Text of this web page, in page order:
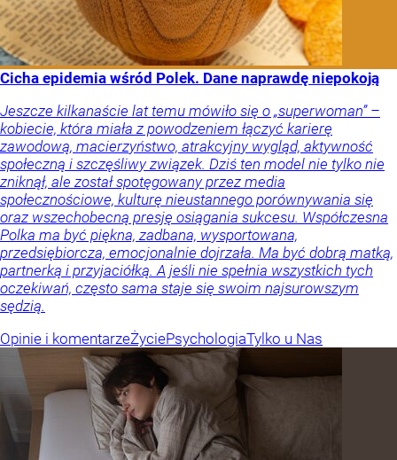
Cicha epidemia wśród Polek. Dane naprawdę niepokoją
Jeszcze kilkanaście lat temu mówiło się o „superwoman” –
kobiecie, która miała z powodzeniem łączyć karierę
zawodową, macierzyństwo, atrakcyjny wygląd, aktywność
społeczną i szczęśliwy związek. Dziś ten model nie tylko nie
zniknął, ale został spotęgowany przez media
społecznościowe, kulturę nieustannego porównywania się
oraz wszechobecną presję osiągania sukcesu. Współczesna
Polka ma być piękna, zadbana, wysportowana,
przedsiębiorcza, emocjonalnie dojrzała. Ma być dobrą matką,
partnerką i przyjaciółką. A jeśli nie spełnia wszystkich tych
oczekiwań, często sama staje się swoim najsurowszym
sędzią.
Opinie i komentarzeŻyciePsychologiaTylko u Nas